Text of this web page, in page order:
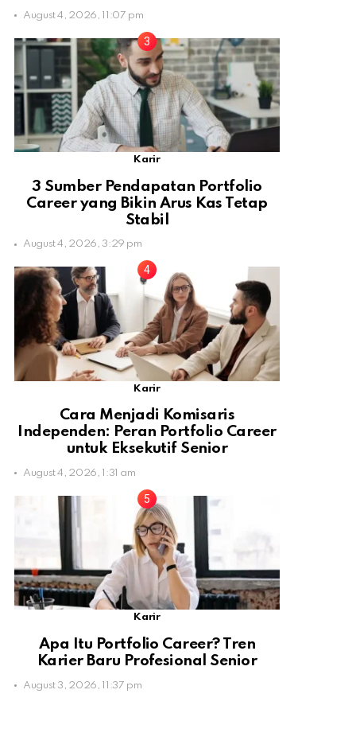
August 4, 2026, 11:07 pm
Karir
3 Sumber Pendapatan Portfolio
Career yang Bikin Arus Kas Tetap
Stabil
August 4, 2026, 3:29 pm
Karir
Cara Menjadi Komisaris
Independen: Peran Portfolio Career
untuk Eksekutif Senior
August 4, 2026, 1:31 am
Karir
Apa Itu Portfolio Career? Tren
Karier Baru Profesional Senior
August 3, 2026, 11:37 pm